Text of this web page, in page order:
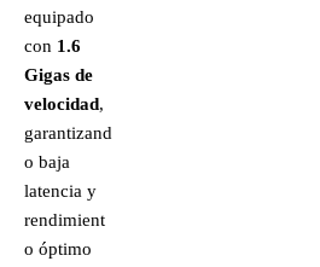
equipado
con 1.6
Gigas de
velocidad,
garantizand
o baja
latencia y
rendimient
o óptimo